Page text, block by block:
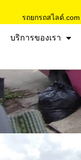
รถยกรถสไลด์.com
บริการของเรา